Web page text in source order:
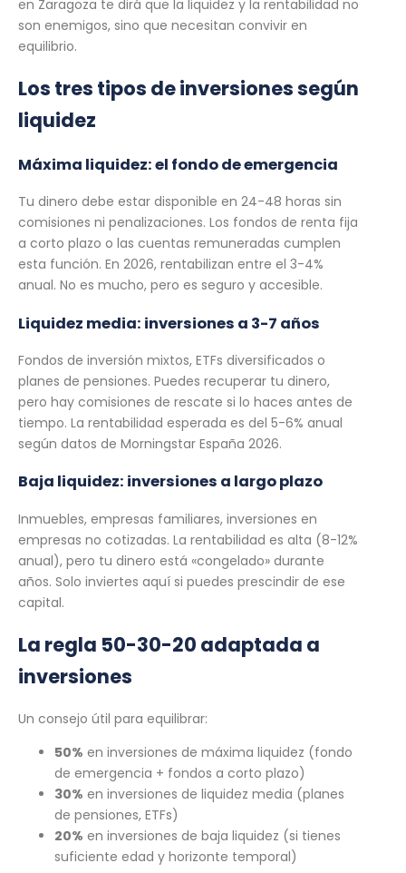
en Zaragoza te dirá que la liquidez y la rentabilidad no
son enemigos, sino que necesitan convivir en
equilibrio.
Los tres tipos de inversiones según
liquidez
Máxima liquidez: el fondo de emergencia
Tu dinero debe estar disponible en 24-48 horas sin
comisiones ni penalizaciones. Los fondos de renta fija
a corto plazo o las cuentas remuneradas cumplen
esta función. En 2026, rentabilizan entre el 3-4%
anual. No es mucho, pero es seguro y accesible.
Liquidez media: inversiones a 3-7 años
Fondos de inversión mixtos, ETFs diversificados o
planes de pensiones. Puedes recuperar tu dinero,
pero hay comisiones de rescate si lo haces antes de
tiempo. La rentabilidad esperada es del 5-6% anual
según datos de Morningstar España 2026.
Baja liquidez: inversiones a largo plazo
Inmuebles, empresas familiares, inversiones en
empresas no cotizadas. La rentabilidad es alta (8-12%
anual), pero tu dinero está «congelado» durante
años. Solo inviertes aquí si puedes prescindir de ese
capital.
La regla 50-30-20 adaptada a
inversiones
Un consejo útil para equilibrar:
50% en inversiones de máxima liquidez (fondo
de emergencia + fondos a corto plazo)
30% en inversiones de liquidez media (planes
de pensiones, ETFs)
20% en inversiones de baja liquidez (si tienes
suficiente edad y horizonte temporal)